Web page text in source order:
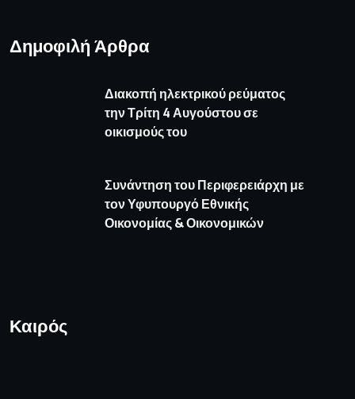
Δημοφιλή Άρθρα
Διακοπή ηλεκτρικού ρεύματος
την Τρίτη 4 Αυγούστου σε
οικισμούς του
Συνάντηση του Περιφερειάρχη με
τον Υφυπουργό Εθνικής
Οικονομίας & Οικονομικών
Καιρός